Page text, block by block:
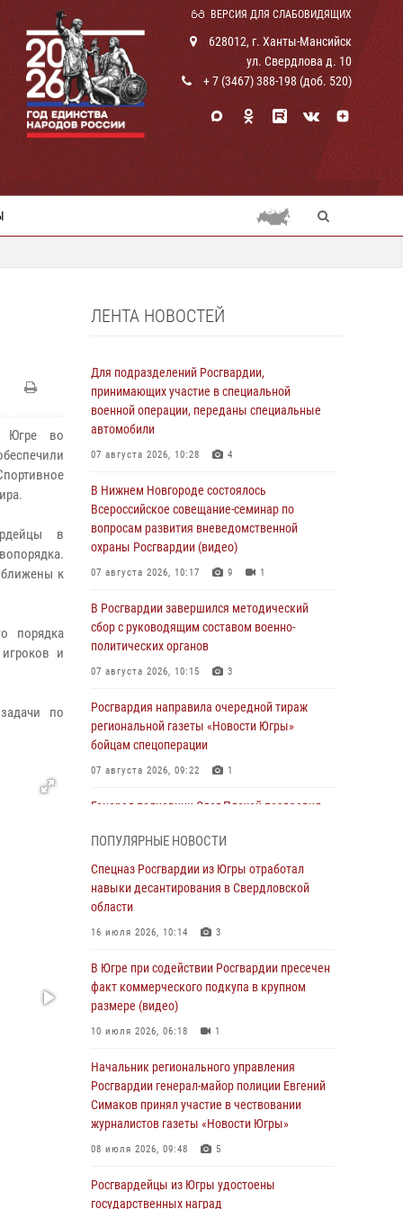
ВЕРСИЯ ДЛЯ СЛАБОВИДЯЩИХ
628012, г. Ханты-Мансийск
ул. Свердлова д. 10
+ 7 (3467) 388-198 (доб. 520)
Югре во
в
к
порядка
и
по
ЛЕНТА НОВОСТЕЙ
Для подразделений Росгвардии,
принимающих участие в специальной
военной операции, переданы специальные
автомобили
07 августа 2026, 10:28 4
В Нижнем Новгороде состоялось
Всероссийское совещание-семинар по
вопросам развития вневедомственной
охраны Росгвардии (видео)
07 августа 2026, 10:17 9 1
В Росгвардии завершился методический
сбор с руководящим составом военно-
политических органов
07 августа 2026, 10:15 3
Росгвардия направила очередной тираж
региональной газеты «Новости Югры»
бойцам спецоперации
07 августа 2026, 09:22 1
Генерал-полковник Олег Плохой поздравил
подразделений Росгвардии с
профессиональным праздником
07 августа 2026, 06:02
Делегация МВД Республики Беларусь
работы Росгвардии в Москве (видео)
06 августа 2026, 11:29 5 1
06 августа 2026, 11:28
Офицеры Росгвардии и ветераны войск
правопорядка почтили память генерала
армии Ивана Кирилловича Яковлева
В Югре при силовой поддержке ОМОН
ПОПУЛЯРНЫЕ НОВОСТИ
Спецназ Росгвардии из Югры отработал
навыки десантирования в Свердловской
области
16 июля 2026, 10:14 3
В Югре при содействии Росгвардии пресечен
факт коммерческого подкупа в крупном
размере (видео)
10 июля 2026, 06:18 1
Начальник регионального управления
Росгвардии генерал-майор полиции Евгений
Симаков принял участие в чествовании
журналистов газеты «Новости Югры»
08 июля 2026, 09:48 5
Росгвардейцы из Югры удостоены
государственных наград